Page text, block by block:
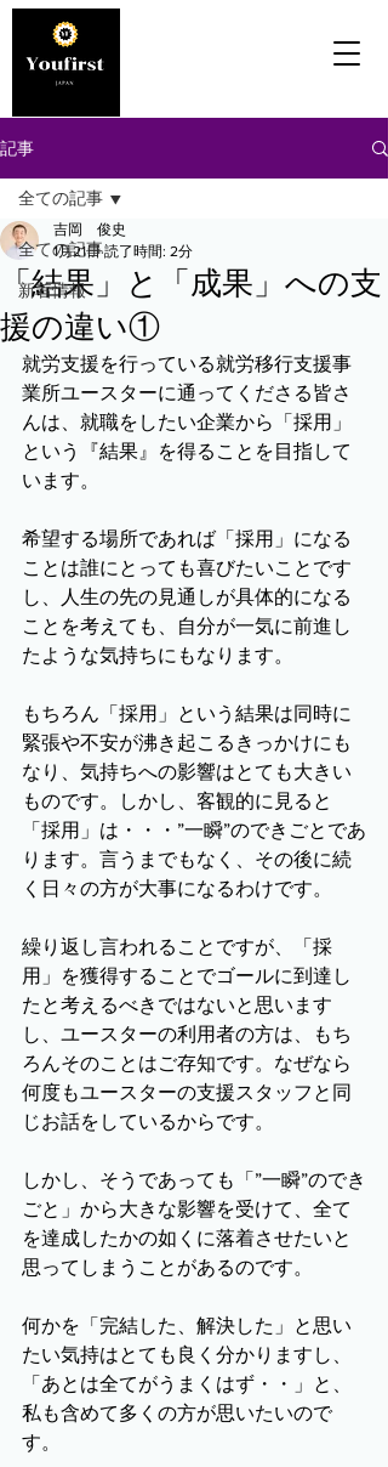
記事
全ての記事
新着情報
全ての記事
「結果」と「成果」への支
援の違い①
吉岡 俊史
1月21日 読了時間: 2分
就労支援を行っている就労移行支援事
業所ユースターに通ってくださる皆さ
んは、就職をしたい企業から「採用」
という『結果』を得ることを目指して
います。
希望する場所であれば「採用」になる
ことは誰にとっても喜びたいことです
し、人生の先の見通しが具体的になる
ことを考えても、自分が一気に前進し
たような気持ちにもなります。
もちろん「採用」という結果は同時に
緊張や不安が沸き起こるきっかけにも
なり、気持ちへの影響はとても大きい
ものです。しかし、客観的に見ると
「採用」は・・・”一瞬”のできごとであ
ります。言うまでもなく、その後に続
く日々の方が大事になるわけです。
繰り返し言われることですが、「採
用」を獲得することでゴールに到達し
たと考えるべきではないと思います
し、ユースターの利用者の方は、もち
ろんそのことはご存知です。なぜなら
何度もユースターの支援スタッフと同
じお話をしているからです。
しかし、そうであっても「”一瞬”のでき
ごと」から大きな影響を受けて、全て
を達成したかの如くに落着させたいと
思ってしまうことがあるのです。
何かを「完結した、解決した」と思い
たい気持はとても良く分かりますし、
「あとは全てがうまくはず・・」と、
私も含めて多くの方が思いたいので
す。